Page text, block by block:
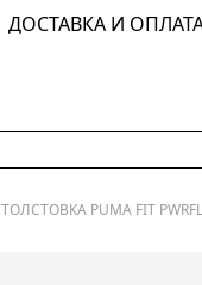
ДОСТАВКА И
ТОЛСТОВКА PUMA FIT